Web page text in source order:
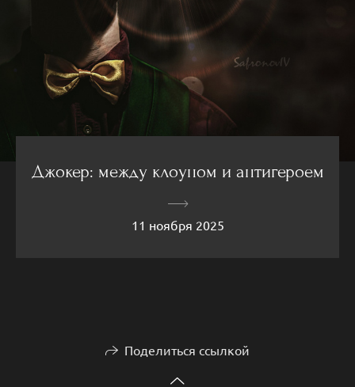
Джокер: между клоуном и антигероем
11 ноября 2025
Поделиться ссылкой